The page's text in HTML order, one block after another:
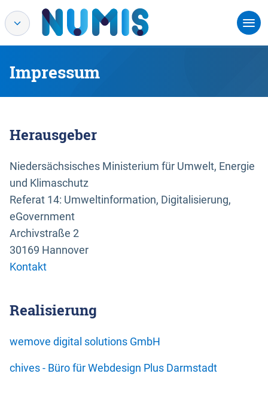
Impressum
Herausgeber
Niedersächsisches Ministerium für Umwelt, Energie
und Klimaschutz
Referat 14: Umweltinformation, Digitalisierung,
eGovernment
Archivstraße 2
30169 Hannover
Kontakt
Realisierung
wemove digital solutions GmbH
chives - Büro für Webdesign Plus Darmstadt